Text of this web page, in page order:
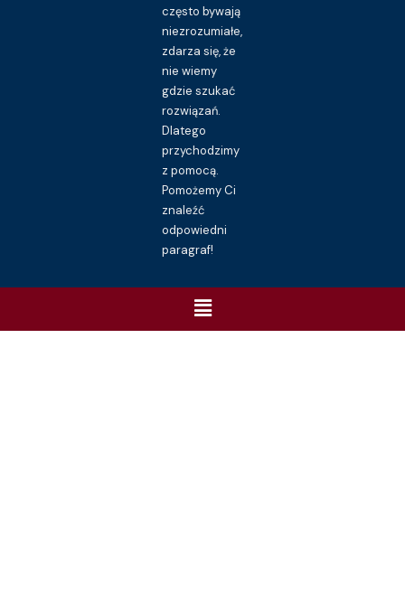
często bywają
niezrozumiałe,
zdarza się, że
nie wiemy
gdzie szukać
rozwiązań.
Dlatego
przychodzimy
z pomocą.
Pomożemy Ci
znaleźć
odpowiedni
paragraf!
Menu